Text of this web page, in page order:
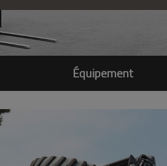
Équipement